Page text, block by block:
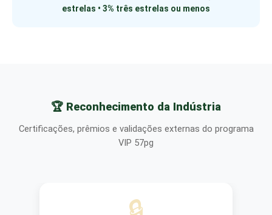
estrelas • 3% três estrelas ou menos
🏆 Reconhecimento da Indústria
Certificações, prêmios e validações externas do programa
VIP 57pg